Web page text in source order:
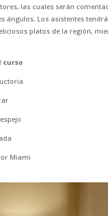
las cuales serán
ángulos. Los asistentes
platos de la región,
curso
Miami